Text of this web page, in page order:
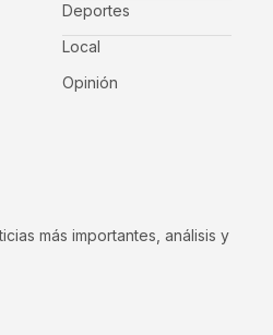
Deportes
Local
Opinión
más importantes, análisis y